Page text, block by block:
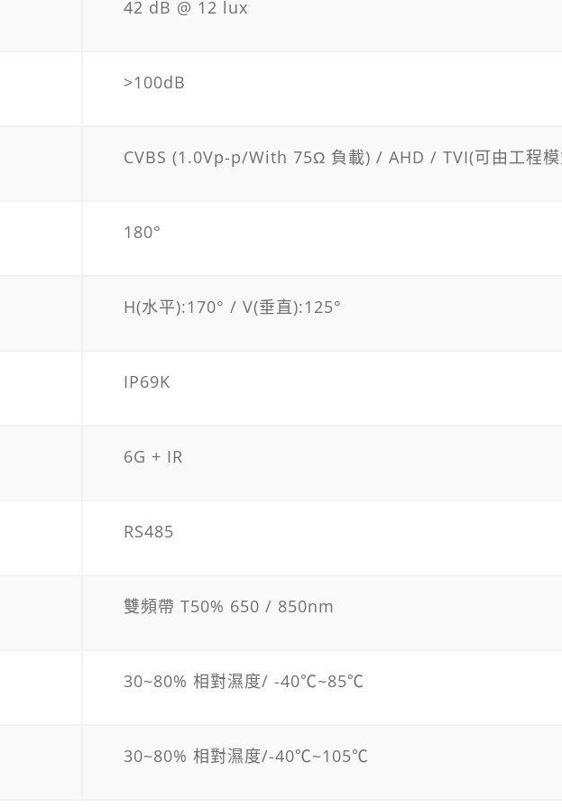
42 dB @ 12 lux
>100dB
CVBS (1.0Vp-p/With 75Ω 負載) / AHD / TVI(可由工程模
180°
H(水平):170° / V(垂直):125°
IP69K
6G + IR
RS485
雙頻帶 T50% 650 / 850nm
30~80% 相對濕度/ -40℃~85℃
30~80% 相對濕度/-40℃~105℃